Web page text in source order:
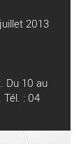
2013
Du 10 au
Tél. : 04